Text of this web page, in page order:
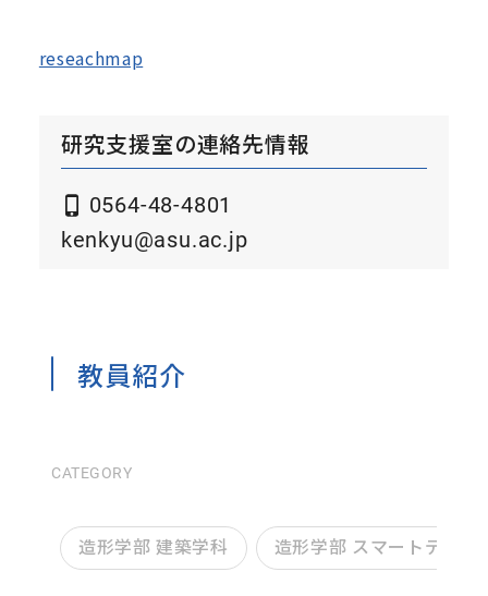
reseachmap
研究支援室の連絡先情報
0564-48-4801
kenkyu@asu.ac.jp
教員紹介
CATEGORY
造形学部 建築学科 造形学部 スマートデザイ